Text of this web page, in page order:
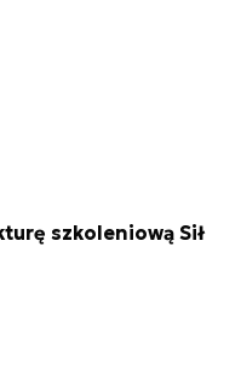
szkoleniową Sił